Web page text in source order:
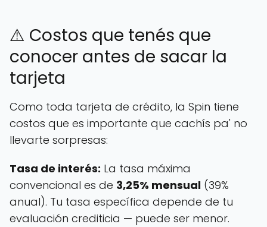
⚠️ Costos que tenés que
conocer antes de sacar la
tarjeta
Como toda tarjeta de crédito, la Spin tiene
costos que es importante que cachís pa' no
llevarte sorpresas:
Tasa de interés: La tasa máxima
convencional es de 3,25% mensual (39%
anual). Tu tasa específica depende de tu
evaluación crediticia — puede ser menor.